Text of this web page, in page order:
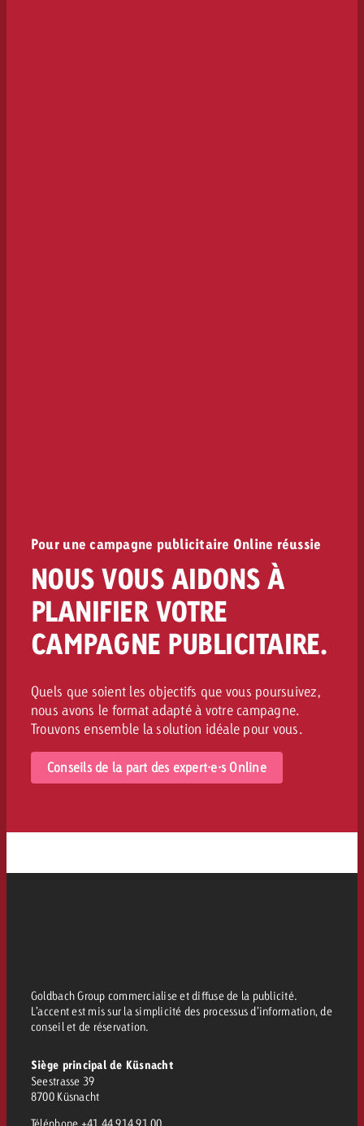
Pour une campagne publicitaire Online réussie
NOUS VOUS AIDONS À
PLANIFIER VOTRE
CAMPAGNE PUBLICITAIRE.
Quels que soient les objectifs que vous poursuivez,
nous avons le format adapté à votre campagne.
Trouvons ensemble la solution idéale pour vous.
Conseils de la part des expert·e·s Online
Goldbach Group commercialise et diffuse de la publicité.
L’accent est mis sur la simplicité des processus d’information, de
conseil et de réservation.
Siège principal de Küsnacht
Seestrasse 39
8700 Küsnacht